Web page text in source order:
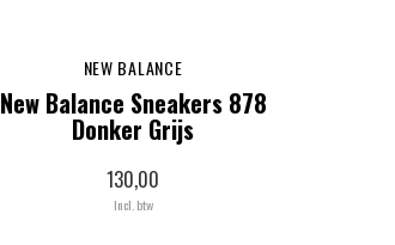
NEW BALANCE
New Balance Sneakers 878
Donker Grijs
130,00
Incl. btw